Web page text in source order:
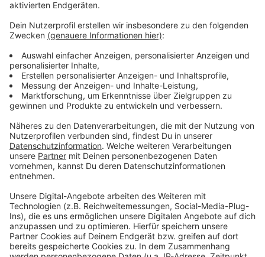
pro Kind Sinn?
Das Konjunkturpaket der Großen Koalition steht. Es
sieht viele Maßnahmen vor mit einem
Staat die Konjunktur ins Rollen bringen. Vorgesehen
ist dabei ein einmaliger 300-Euro-Kinderbonus für
jedes Kind. Wir wollen wissen: Macht dieser Bonus
Sinn?
Ja. Der Kinderbonus macht Sinn. 70%
Nein. Dieser Kinderbonus ist Unsinn. 30%
wurden insgesamt2725 Stimmenabgegeben.
Anzeige